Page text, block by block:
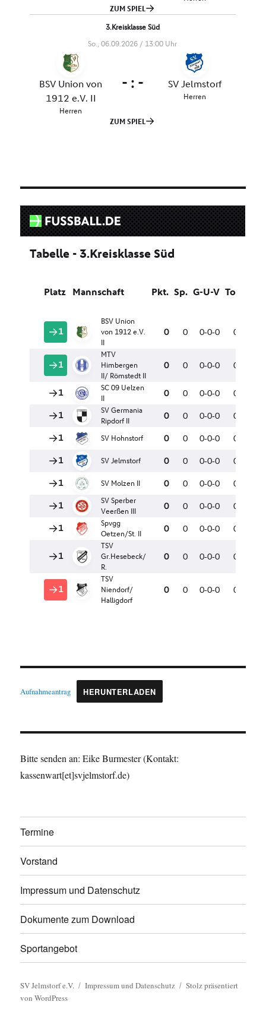
Aufnahmeantrag HERUNTERLADEN
Bitte senden an: Eike Burmester (Kontakt:
kassenwart[et]svjelmstorf.de)
Termine
Vorstand
Impressum und Datenschutz
Dokumente zum Download
Sportangebot
SV Jelmstorf e.V. Impressum und Datenschutz
Stolz präsentiert
von WordPress